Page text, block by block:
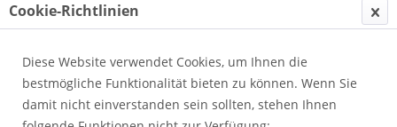
Cookie-Richtlinien
Diese Website verwendet Cookies, um Ihnen die
bestmögliche Funktionalität bieten zu können. Wenn Sie
damit nicht einverstanden sein sollten, stehen Ihnen